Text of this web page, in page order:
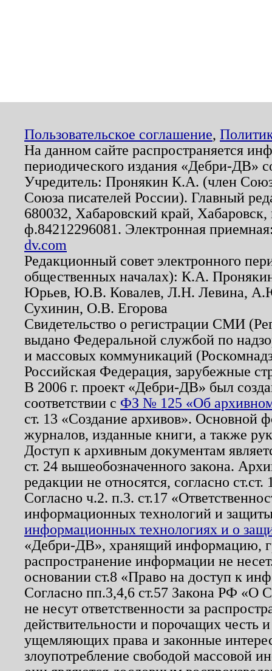
Пользовательское соглашение,
На данном сайте распространяется
периодического издания «Дебри-ДВ»
Учредитель: Пронякин К.А. (член
Союза писателей России). Главный
680032, Хабаровский край,
ф.84212296081. Электронная
dv.com
Редакционный совет электронного
общественных началах): К.А.
Юрьев, Ю.В. Ковалев, Л.Н. Левина,
Сухинин, О.В. Егорова
Свидетельство о регистрации СМИ
выдано Федеральной службой по
и массовых коммуникаций
Российская Федерация, зарубежные
В 2006 г. проект «Дебри-ДВ» был
соответствии с ФЗ № 125 «Об
ст. 13 «Создание архивов». Основной
журналов, изданные книги, а также
Доступ к архивным документам
ст. 24 вышеобозначенного закона.
редакции не относятся, согласно
Согласно ч.2. п.3. ст.17
информационных технологий и
информационных технологиях и о
«Дебри-ДВ», хранящий информацию,
распространение информации не
основании ст.8 «Право на доступ к
Согласно пп.3,4,6 ст.57 Закона РФ «О
не несут ответственности за
действительности и порочащих честь
ущемляющих права и законные
злоупотребление свободой массовой